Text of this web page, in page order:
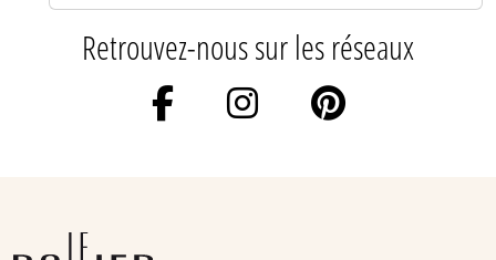
Retrouvez-nous sur les réseaux